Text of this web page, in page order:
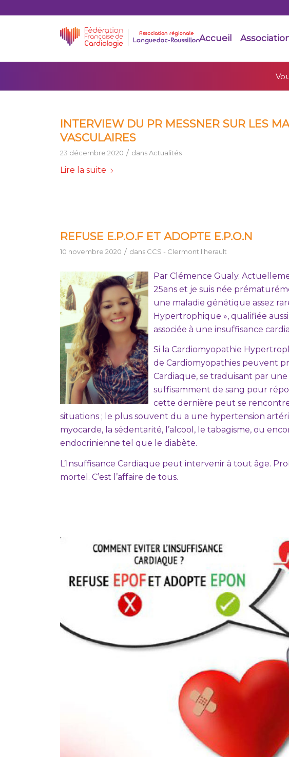
Accueil
INTERVIEW DU PR MESSNER SUR LES
VASCULAIRES
23 décembre 2020 / dansActualités
Lire la suite
REFUSE E.P.O.F ET ADOPTE E.P.O.N
10 novembre 2020 / dans CCS - Clermont l'herault
Par Clémence Gualy.
25ans et je suis née
une maladie génétique assez
Hypertrophique », qualifiée
associée à une insuffisance
Si la Cardiomyopathie
de Cardiomyopathies peuvent
Cardiaque, se traduisant par
suffisamment de sang pour
cette dernière peut se
situations ; le plus souvent du a une hypertension
myocarde, la sédentarité, l’alcool, le tabagisme, ou
endocrinienne tel que le diabète.
L’Insuffisance Cardiaque peut intervenir à tout âge.
mortel. C’est l’affaire de tous.